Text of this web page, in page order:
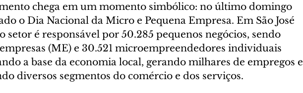
chega em um momento simbólico: no último domingo
o Dia Nacional da Micro e Pequena Empresa. Em São José
setor é responsável por 50.285 pequenos negócios, sendo
(ME) e 30.521 microempreendedores individuais
a base da economia local, gerando milhares de empregos e
diversos segmentos do comércio e dos serviços.